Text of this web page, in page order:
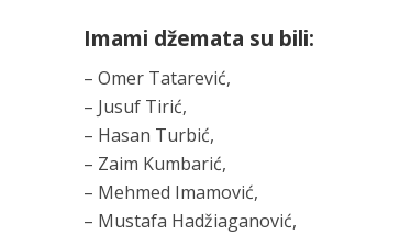
Imami džemata su bili:
– Omer Tatarević,
– Jusuf Tirić,
– Hasan Turbić,
– Zaim Kumbarić,
– Mehmed Imamović,
– Mustafa Hadžiaganović,